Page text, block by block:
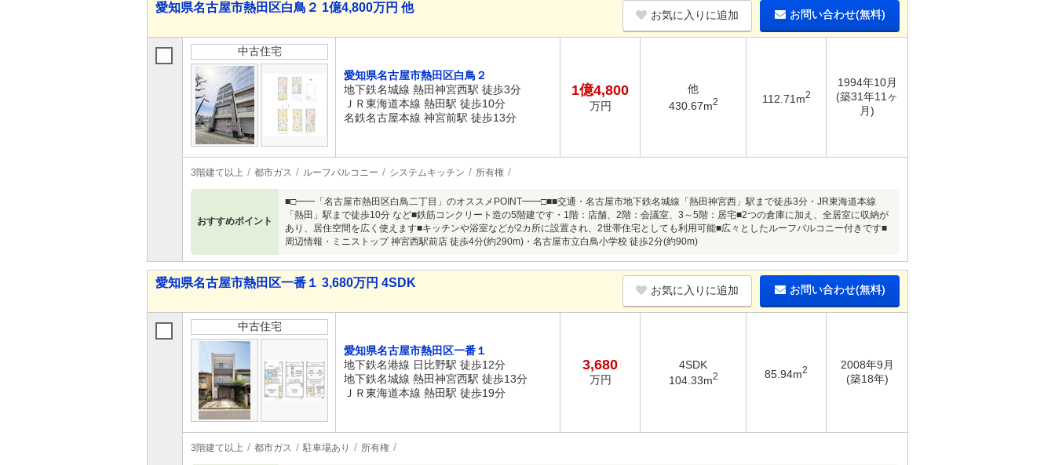
愛知県名古屋市熱田区白鳥２ 1億4,800万円 他
お気に入りに追加 お問い合わせ(無料)
中古住宅
愛知県名古屋市熱田区白鳥２
地下鉄名城線 熱田神宮西駅 徒歩3分
ＪＲ東海道本線 熱田駅 徒歩10分
名鉄名古屋本線 神宮前駅 徒歩13分
1億4,800
万円
他
430.67m2 112.71m2
1994年10月
(築31年11ヶ
月)
3階建て以上 都市ガス ルーフバルコニー システムキッチン 所有権
おすすめポイント
■□━━「名古屋市熱田区白鳥二丁目」のオススメPOINT━━□■■交通・名古屋市地下鉄名城線「熱田神宮西」駅まで徒歩3分・JR東海道本線
「熱田」駅まで徒歩10分 など■鉄筋コンクリート造の5階建です・1階：店舗、2階：会議室、3～5階：居宅■2つの倉庫に加え、全居室に収納が
あり、居住空間を広く使えます■キッチンや浴室などが2カ所に設置され、2世帯住宅としても利用可能■広々としたルーフバルコニー付きです■
周辺情報・ミニストップ 神宮西駅前店 徒歩4分(約290m)・名古屋市立白鳥小学校 徒歩2分(約90m)
愛知県名古屋市熱田区一番１ 3,680万円 4SDK
お気に入りに追加 お問い合わせ(無料)
中古住宅
愛知県名古屋市熱田区一番１
地下鉄名港線 日比野駅 徒歩12分
地下鉄名城線 熱田神宮西駅 徒歩13分
ＪＲ東海道本線 熱田駅 徒歩19分
3,680
万円
4SDK
104.33m2 85.94m2
2008年9月
(築18年)
3階建て以上 都市ガス 駐車場あり 所有権